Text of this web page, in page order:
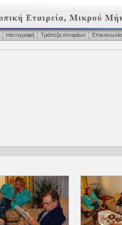
microγραφή Τράπεζα σεναρίων
Επικοινωνία